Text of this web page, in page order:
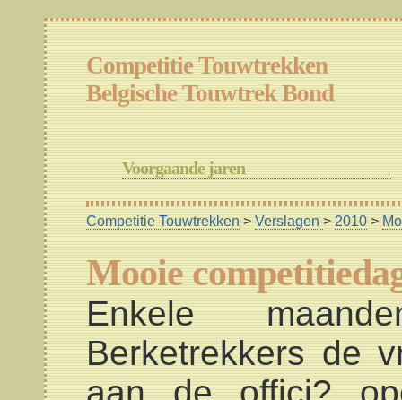
Competitie Touwtrekken
Belgische Touwtrek Bond
Voorgaande jaren
Competitie Touwtrekken >Verslagen> 2010 >
Mooie
Enkele
Berketrekkers de
aan de offici?